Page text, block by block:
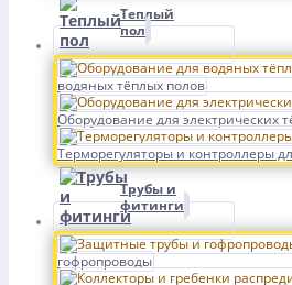
Теплый
пол
водяных тёплых полов
Оборудование для электрических
Терморегуляторы и контроллеры
Трубы и
фитинги
гофропроводы